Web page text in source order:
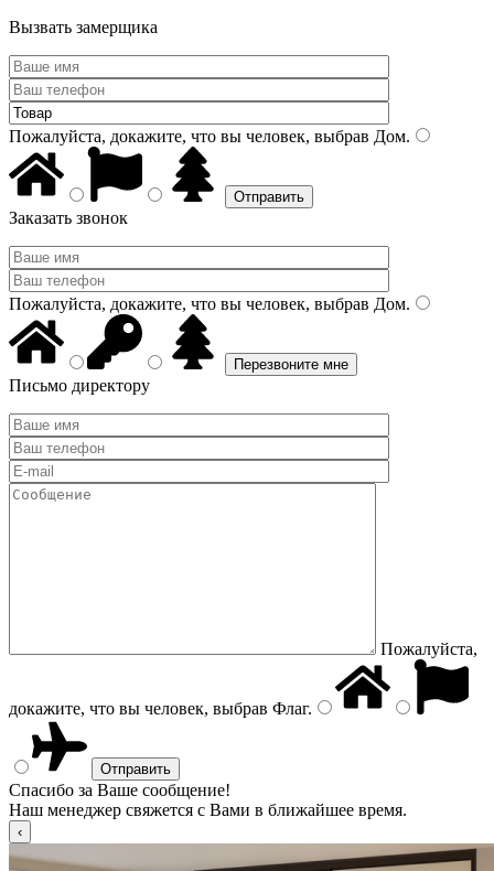
Вызвать замерщика
Пожалуйста, докажите, что вы человек, выбрав Дом.
Заказать звонок
Пожалуйста, докажите, что вы человек, выбрав Дом.
Письмо директору
Пожалуйста,
докажите, что вы человек, выбрав Флаг.
Спасибо за Ваше сообщение!
Наш менеджер свяжется с Вами в ближайшее время.